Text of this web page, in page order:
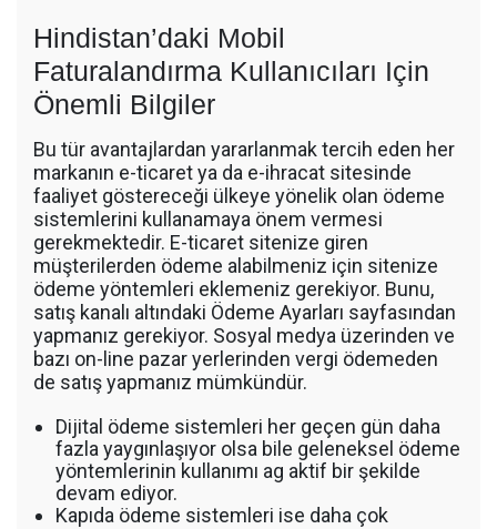
Hindistan’daki Mobil
Faturalandırma Kullanıcıları Için
Önemli Bilgiler
Bu tür avantajlardan yararlanmak tercih eden her
markanın e-ticaret ya da e-ihracat sitesinde
faaliyet göstereceği ülkeye yönelik olan ödeme
sistemlerini kullanamaya önem vermesi
gerekmektedir. E-ticaret sitenize giren
müşterilerden ödeme alabilmeniz için sitenize
ödeme yöntemleri eklemeniz gerekiyor. Bunu,
satış kanalı altındaki Ödeme Ayarları sayfasından
yapmanız gerekiyor. Sosyal medya üzerinden ve
bazı on-line pazar yerlerinden vergi ödemeden
de satış yapmanız mümkündür.
Dijital ödeme sistemleri her geçen gün daha
fazla yaygınlaşıyor olsa bile geleneksel ödeme
yöntemlerinin kullanımı ag aktif bir şekilde
devam ediyor.
Kapıda ödeme sistemleri ise daha çok